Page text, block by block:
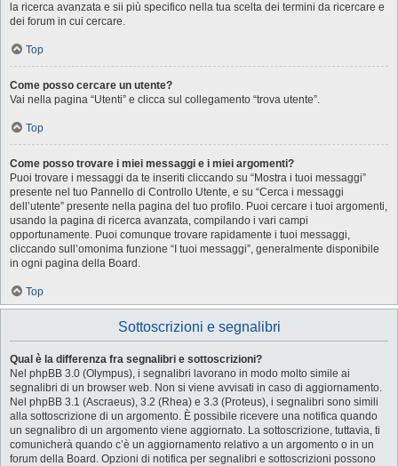
la ricerca avanzata e sii più specifico nella tua scelta dei termini da ricercare e
dei forum in cui cercare.
Top
Come posso cercare un utente?
Vai nella pagina “Utenti” e clicca sul collegamento “trova utente”.
Top
Come posso trovare i miei messaggi e i miei argomenti?
Puoi trovare i messaggi da te inseriti cliccando su “Mostra i tuoi messaggi”
presente nel tuo Pannello di Controllo Utente, e su “Cerca i messaggi
dell’utente” presente nella pagina del tuo profilo. Puoi cercare i tuoi argomenti,
usando la pagina di ricerca avanzata, compilando i vari campi
opportunamente. Puoi comunque trovare rapidamente i tuoi messaggi,
cliccando sull’omonima funzione “I tuoi messaggi”, generalmente disponibile
in ogni pagina della Board.
Top
Sottoscrizioni e segnalibri
Qual è la differenza fra segnalibri e sottoscrizioni?
Nel phpBB 3.0 (Olympus), i segnalibri lavorano in modo molto simile ai
segnalibri di un browser web. Non si viene avvisati in caso di aggiornamento.
Nel phpBB 3.1 (Ascraeus), 3.2 (Rhea) e 3.3 (Proteus), i segnalibri sono simili
alla sottoscrizione di un argomento. È possibile ricevere una notifica quando
un segnalibro di un argomento viene aggiornato. La sottoscrizione, tuttavia, ti
comunicherà quando c’è un aggiornamento relativo a un argomento o in un
forum della Board. Opzioni di notifica per segnalibri e sottoscrizioni possono